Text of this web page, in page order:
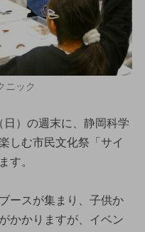
ニック
）の週末に、静岡科学
しむ市民文化祭「サイ
す。
ースが集まり、子供か
かかりますが、イベン